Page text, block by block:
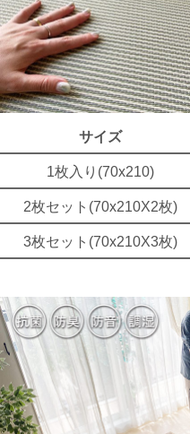
サイズ
1枚入り(70x210)
2枚セット(70x210X2枚)
3枚セット(70x210X3枚)